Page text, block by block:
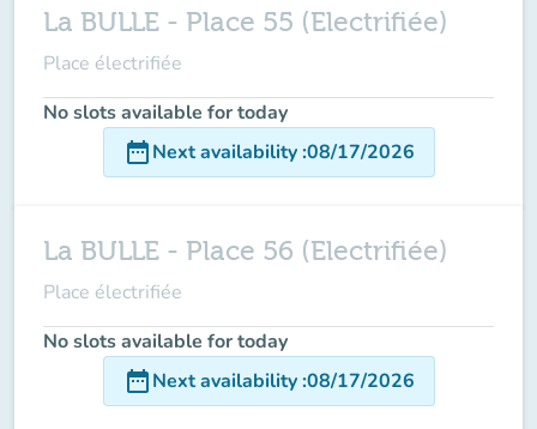
La BULLE - Place 55 (Electrifiée)
Place électrifiée
No slots available for today
date_rangeNext availability:08/17/2026
La BULLE - Place 56 (Electrifiée)
Place électrifiée
No slots available for today
date_rangeNext availability:08/17/2026